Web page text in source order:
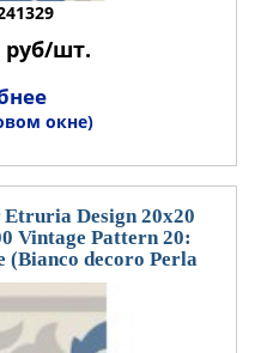
руб/шт.
окне)
Design 20x20
Vintage Pattern 20:
decoro Perla